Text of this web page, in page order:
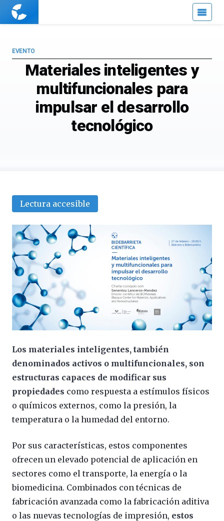
Cuaderno
Materiales inteligentes y
multifuncionales para
impulsar el desarrollo
tecnológico
EVENTO
Lectura accesible
Los materiales inteligentes, también
denominados activos o multifuncionales, son
estructuras capaces de modificar sus
propiedades como respuesta a estímulos físicos
o químicos externos, como la presión, la
temperatura o la humedad del entorno.
Por sus características, estos componentes
ofrecen un elevado potencial de aplicación en
sectores como el transporte, la energía o la
biomedicina. Combinados con técnicas de
fabricación avanzada como la fabricación aditiva
o las nuevas tecnologías de impresión, estos